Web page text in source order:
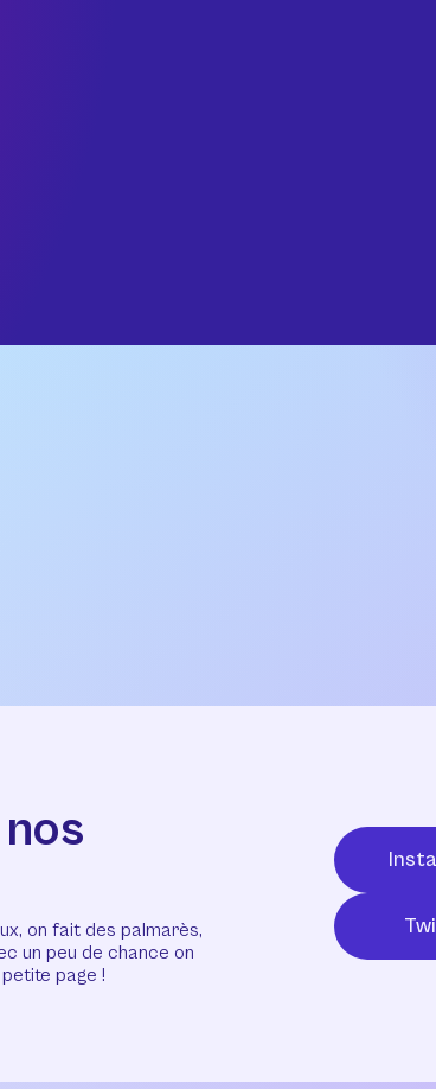
on fait des palmarès,
un peu de chance on
page !